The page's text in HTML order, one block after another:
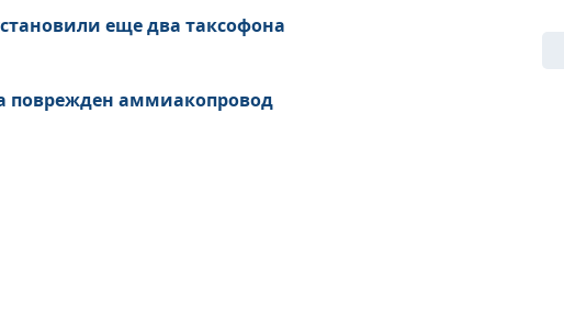
еще два таксофона
поврежден аммиакопровод